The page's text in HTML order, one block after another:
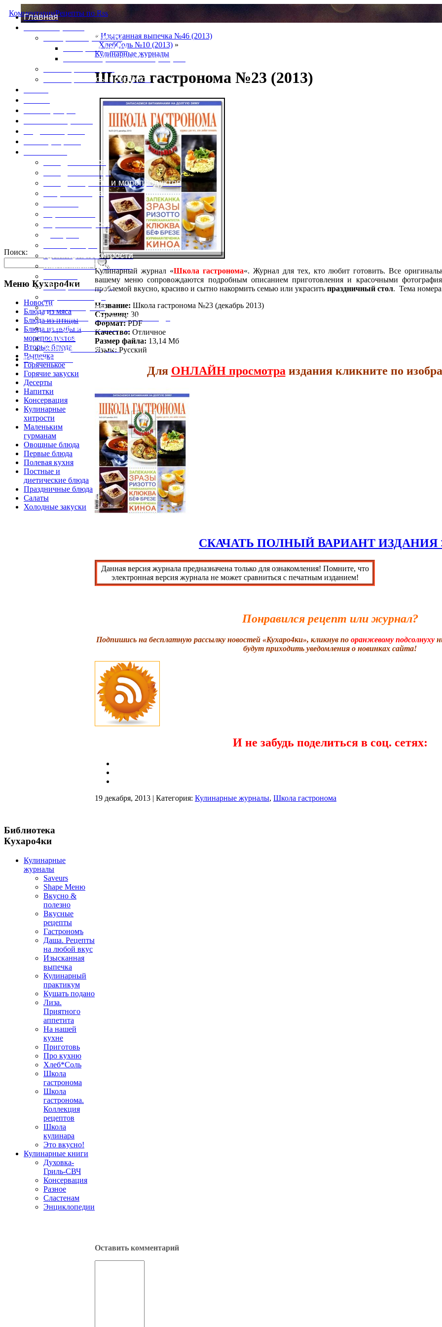
Главная
Специи и пряности
Специи и диета
Каталог пряностей и приправ
Таблица массы продуктов
Блюда из мяса
Блюда из птицы
Блюда из рыбы и морепродуктов
Вторые блюда
Горячие закуски
Кулинарные хитрости
Маленьким гурманам
Овощные блюда
Полевая кухня
Постные и диетические блюда
Праздничные блюда
Салаты
Холодные закуски
Карта сайта
КомментарииРецепты по Rss
Поиск:
Меню Кухаро4ки
Новости
Блюда из мяса
Блюда из птицы
Блюда из рыбы и
морепродуктов
Вторые блюда
Выпечка
Горяченькое
Горячие закуски
Десерты
Напитки
Консервация
Кулинарные
хитрости
Маленьким
гурманам
Овощные блюда
Первые блюда
Полевая кухня
Постные и
диетические блюда
Праздничные блюда
Салаты
Холодные закуски
Библиотека
Кухаро4ки
Кулинарные
журналы
Saveurs
Shape Меню
Вкусно &
полезно
Вкусные
рецепты
Гастрономъ
Даша. Рецепты
на любой вкус
Изысканная
выпечка
Кулинарный
практикум
Кушать подано
Лиза.
Приятного
аппетита
На нашей
кухне
Приготовь
Про кухню
Хлеб*Соль
Школа
гастронома
Школа
гастронома.
Коллекция
рецептов
Школа
кулинара
Это вкусно!
Кулинарные книги
Духовка-
Гриль-СВЧ
Консервация
Разное
Сластенам
Энциклопедии
« Изысканная выпечка №46 (2013)
ХлебСоль №10 (2013) »
Кулинарные журналы
Школа гастронома №23 (2013)
Кулинарный журнал «Школа гастронома«. Журнал для тех, кто любит готовить. Все
вашему меню сопровождаются подробным описанием приготовления и красочными
проблемой вкусно, красиво и сытно накормить семью или украсить праздничный стол. Тема
Название: Школа гастронома №23 (декабрь 2013)
Страниц: 30
Формат:PDF
Качество: Отличное
Размер файла: 13,14 Мб
Язык: Русский
Для ОНЛАЙНпросмотра издания кликните по
СКАЧАТЬ ПОЛНЫЙ ВАРИАНТ ИЗДАНИЯ
Данная версия журнала предназначена только для ознакомления! Помните, что
электронная версия журнала не может сравниться с печатным изданием!
Понравился рецепт или журнал?
Подпишись на бесплатную рассылку новостей «Кухаро4ки», кликнув по оранжевому подсолнуху
будут приходить уведомления о новинках сайта!
И не забудь поделиться в соц. сетях:
19 декабря, 2013 | Категория: Кулинарные журналы, Школа гастронома
Оставить комментарий